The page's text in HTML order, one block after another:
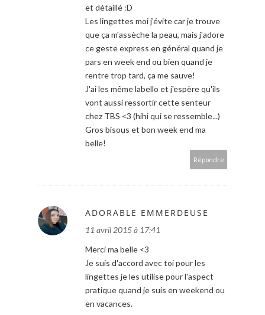
et détaillé :D
Les lingettes moi j'évite car je trouve
que ça m'assèche la peau, mais j'adore
ce geste express en général quand je
pars en week end ou bien quand je
rentre trop tard, ça me sauve!
J'ai les même labello et j'espère qu'ils
vont aussi ressortir cette senteur
chez TBS <3 (hihi qui se ressemble...)
Gros bisous et bon week end ma
belle!
Répondre
ADORABLE EMMERDEUSE
11 avril 2015 à 17:41
Merci ma belle <3
Je suis d'accord avec toi pour les
lingettes je les utilise pour l'aspect
pratique quand je suis en weekend ou
en vacances.